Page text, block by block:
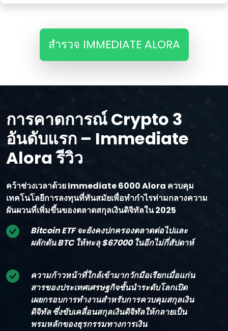
สํารวจ IMMEDIATE ALORA
การคาดการณ์ Crypto 3
อันดับแรก – Immediate
Alora รีวิว
คว้าช่วงเวลาด้วย Immediate 6000 Alora ควบคุม
เทคโนโลยีการลงทุนที่ทันสมัยเพื่อทํากําไรท่ามกลางความ
ผันผวนที่เพิ่มขึ้นของตลาดสกุลเงินดิจิทัลใน 2025
Bitcoin ETF จะยังคงปกครองตลาดต่อไปและ
ผลักดัน BTC ให้ทะลุ $67000 ในอีกไม่กี่สัปดาห์
ความก้าวหน้าที่ใกล้เข้ามากวักมือเรียกเมื่อแก่น
สารของประเทศเศรษฐกิจชั้นนําระดับโลกเปิด
เผยกรอบการทํางานสําหรับการควบคุมสกุลเงิน
ดิจิทัล ซึ่งขับเคลื่อนสกุลเงินดิจิทัลให้กลายเป็น
พรมหลักของธุรกรรมทางการเงิน